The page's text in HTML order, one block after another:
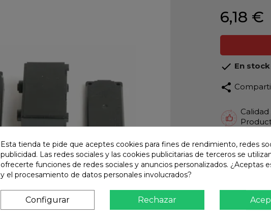
6,18 €
 En stock
share
Calidad
Envío
Pago
Te
Esta tienda te pide que aceptes cookies para fines de rendimiento, redes
publicidad. Las redes sociales y las cookies publicitarias de terceros se
ofrecerte funciones de redes sociales y anuncios personalizados. ¿Aceptas
y el procesamiento de datos personales involucrados?
Configurar Rechazar